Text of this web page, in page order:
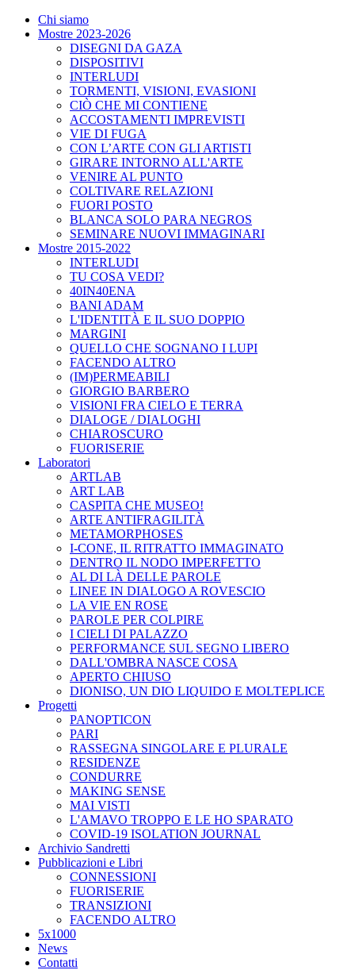
Chi siamo
Mostre 2023-2026
DISEGNI DA GAZA
DISPOSITIVI
INTERLUDI
TORMENTI, VISIONI, EVASIONI
CIÒ CHE MI CONTIENE
ACCOSTAMENTI IMPREVISTI
VIE DI FUGA
CON L’ARTE CON GLI ARTISTI
GIRARE INTORNO ALL'ARTE
VENIRE AL PUNTO
COLTIVARE RELAZIONI
FUORI POSTO
BLANCA SOLO PARA NEGROS
SEMINARE NUOVI IMMAGINARI
Mostre 2015-2022
INTERLUDI
TU COSA VEDI?
40IN40ENA
BANI ADAM
L'IDENTITÀ E IL SUO DOPPIO
MARGINI
QUELLO CHE SOGNANO I LUPI
FACENDO ALTRO
(IM)PERMEABILI
GIORGIO BARBERO
VISIONI FRA CIELO E TERRA
DIALOGE / DIALOGHI
CHIAROSCURO
FUORISERIE
Laboratori
ARTLAB
ART LAB
CASPITA CHE MUSEO!
ARTE ANTIFRAGILITÀ
METAMORPHOSES
I-CONE, IL RITRATTO IMMAGINATO
DENTRO IL NODO IMPERFETTO
AL DI LÀ DELLE PAROLE
LINEE IN DIALOGO A ROVESCIO
LA VIE EN ROSE
PAROLE PER COLPIRE
I CIELI DI PALAZZO
PERFORMANCE SUL SEGNO LIBERO
DALL'OMBRA NASCE COSA
APERTO CHIUSO
DIONISO, UN DIO LIQUIDO E MOLTEPLICE
Progetti
PANOPTICON
PARI
RASSEGNA SINGOLARE E PLURALE
RESIDENZE
CONDURRE
MAKING SENSE
MAI VISTI
L'AMAVO TROPPO E LE HO SPARATO
COVID-19 ISOLATION JOURNAL
Archivio Sandretti
Pubblicazioni e Libri
CONNESSIONI
FUORISERIE
TRANSIZIONI
FACENDO ALTRO
5x1000
News
Contatti